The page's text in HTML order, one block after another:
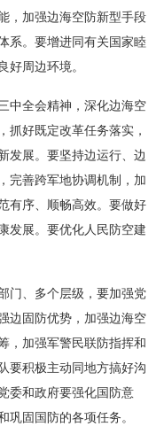
，加强边海空防新型手段
系。要增进同有关国家睦
好周边环境。
全会精神，深化边海空
抓好既定改革任务落实，
发展。要坚持边运行、边
完善跨军地协调机制，加
有序、顺畅高效。要做好
发展。要优化人民防空建
、多个层级，要加强党
边固防优势，加强边海空
，加强军警民联防指挥和
要积极主动同地方搞好沟
委和政府要强化国防意
巩固国防的各项任务。